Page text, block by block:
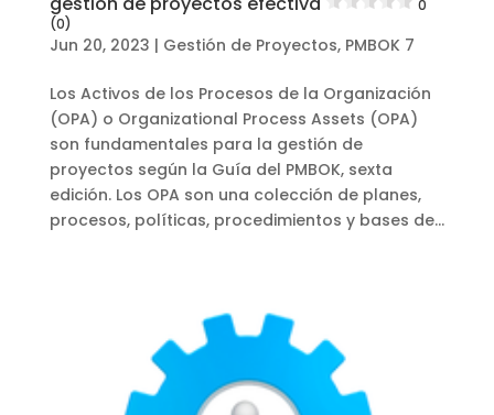
0
(0)
Jun 20, 2023 | Gestión de Proyectos, PMBOK 7
Los Activos de los Procesos de la Organización
(OPA) o Organizational Process Assets (OPA)
son fundamentales para la gestión de
proyectos según la Guía del PMBOK, sexta
edición. Los OPA son una colección de planes,
procesos, políticas, procedimientos y bases de...